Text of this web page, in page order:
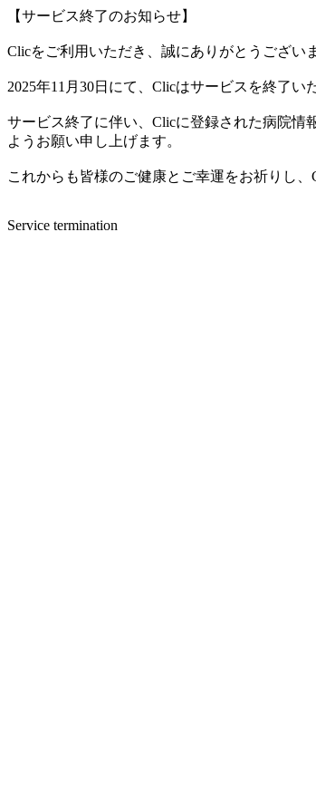
【サービス終了のお知らせ】
Clicをご利用いただき、誠にありがとうござい
2025年11月30日にて、Clicはサービスを終了
サービス終了に伴い、Clicに登録された病院情
ようお願い申し上げます。
これからも皆様のご健康とご幸運をお祈りし
Service termination